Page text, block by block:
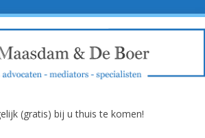
(gratis) bij u thuis te komen!